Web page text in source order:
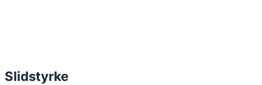
Slidstyrke